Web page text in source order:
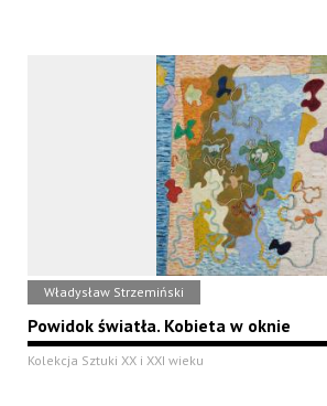
Władysław Strzemiński
Powidok światła. Kobieta w oknie
Kolekcja Sztuki XX i XXI wieku